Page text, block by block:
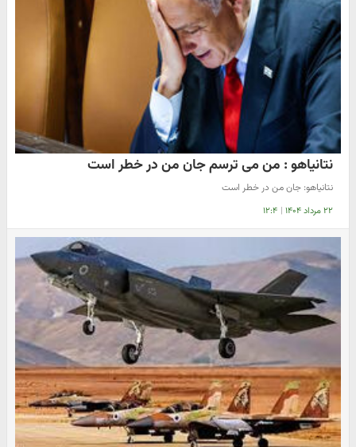
نتانیاهو : من می ترسم جان من در خطر است
نتانیاهو: جان من در خطر است
۲۲ مرداد ۱۴۰۴ | ۱۲:۴